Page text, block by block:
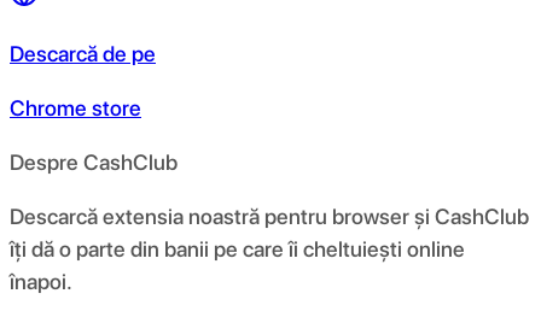
Descarcă de pe
Chrome store
Despre CashClub
Descarcă extensia noastră pentru browser și CashClub
îți dă o parte din banii pe care îi cheltuiești online
înapoi.